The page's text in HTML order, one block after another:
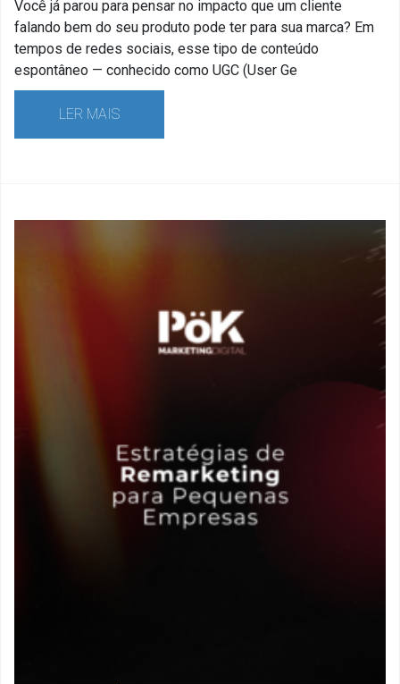
Você já parou para pensar no impacto que um cliente
falando bem do seu produto pode ter para sua marca? Em
tempos de redes sociais, esse tipo de conteúdo
espontâneo — conhecido como UGC (User Ge
LER MAIS